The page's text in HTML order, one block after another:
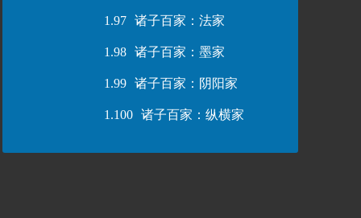
1.97 诸子百家：法家
1.98 诸子百家：墨家
1.99 诸子百家：阴阳家
1.100 诸子百家：纵横家